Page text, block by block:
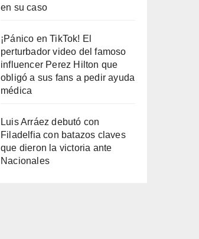
en su caso
¡Pánico en TikTok! El
perturbador video del famoso
influencer Perez Hilton que
obligó a sus fans a pedir ayuda
médica
Luis Arráez debutó con
Filadelfia con batazos claves
que dieron la victoria ante
Nacionales